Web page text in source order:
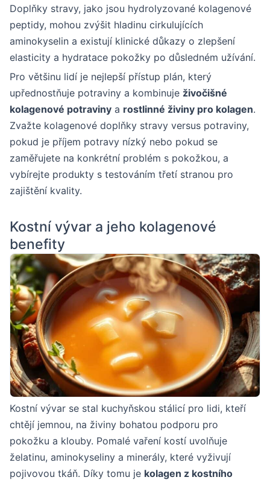
Doplňky stravy, jako jsou hydrolyzované kolagenové
peptidy, mohou zvýšit hladinu cirkulujících
aminokyselin a existují klinické důkazy o zlepšení
elasticity a hydratace pokožky po důsledném užívání.
Pro většinu lidí je nejlepší přístup plán, který
upřednostňuje potraviny a kombinuje živočišné
kolagenové potraviny a rostlinné živiny pro kolagen.
Zvažte kolagenové doplňky stravy versus potraviny,
pokud je příjem potravy nízký nebo pokud se
zaměřujete na konkrétní problém s pokožkou, a
vybírejte produkty s testováním třetí stranou pro
zajištění kvality.
Kostní vývar a jeho kolagenové
benefity
Kostní vývar se stal kuchyňskou stálicí pro lidi, kteří
chtějí jemnou, na živiny bohatou podporu pro
pokožku a klouby. Pomalé vaření kostí uvolňuje
želatinu, aminokyseliny a minerály, které vyživují
pojivovou tkáň. Díky tomu je kolagen z kostního